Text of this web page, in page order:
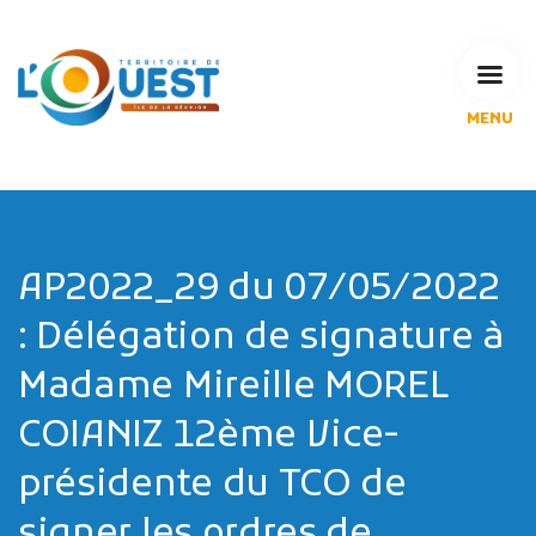
MENU
RECHERCHE
CALENDRIERS DE COLLECTE
AP2022_29 du 07/05/2022
: Délégation de signature à
Madame Mireille MOREL
COIANIZ 12ème Vice-
présidente du TCO de